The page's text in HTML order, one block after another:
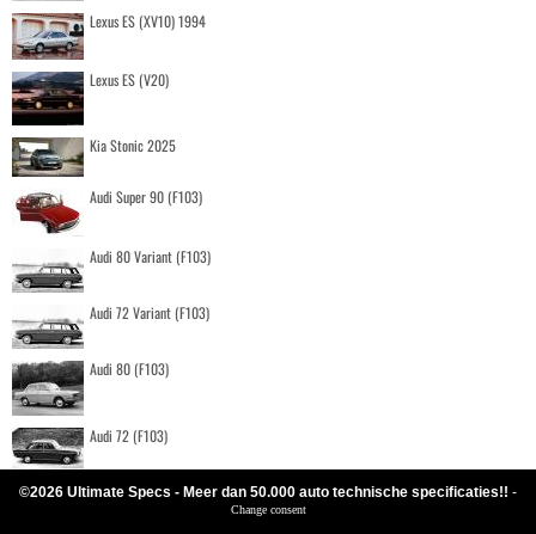
Lexus ES (XV10) 1994
Lexus ES (V20)
Kia Stonic 2025
Audi Super 90 (F103)
Audi 80 Variant (F103)
Audi 72 Variant (F103)
Audi 80 (F103)
Audi 72 (F103)
©2026 Ultimate Specs - Meer dan 50.000 auto technische specificaties!! -
Change consent